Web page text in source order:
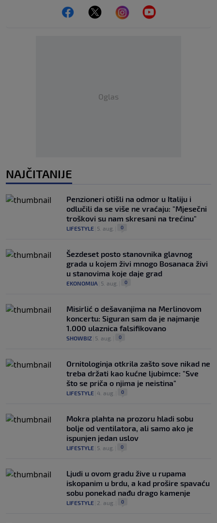
Oglas
NAJČITANIJE
Penzioneri otišli na odmor u Italiju i
odlučili da se više ne vraćaju: "Mjesečni
troškovi su nam skresani na trećinu"
LIFESTYLE 5. aug. 0
Šezdeset posto stanovnika glavnog
grada u kojem živi mnogo Bosanaca živi
u stanovima koje daje grad
EKONOMIJA 5. aug. 0
Misirlić o dešavanjima na Merlinovom
koncertu: Siguran sam da je najmanje
1.000 ulaznica falsifikovano
SHOWBIZ 5. aug. 0
Ornitologinja otkrila zašto sove nikad ne
treba držati kao kućne ljubimce: "Sve
što se priča o njima je neistina"
LIFESTYLE 4. aug. 0
Mokra plahta na prozoru hladi sobu
bolje od ventilatora, ali samo ako je
ispunjen jedan uslov
LIFESTYLE 5. aug. 0
Ljudi u ovom gradu žive u rupama
iskopanim u brdu, a kad prošire spavaću
sobu ponekad nađu drago kamenje
LIFESTYLE 2. aug. 0